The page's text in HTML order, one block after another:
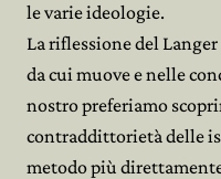
le varie ideologie.
La riflessione del
da cui muove e nelle
nostro preferiamo
contraddittorietà delle
metodo più